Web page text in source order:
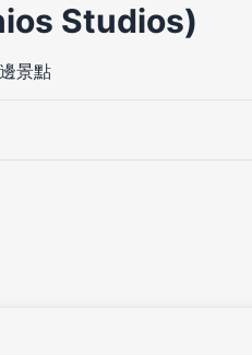
Studios)
景點